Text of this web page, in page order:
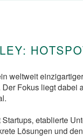
weltweit
Fokus liegt
etablierte
Lösungen und